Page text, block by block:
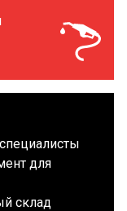
для
склад